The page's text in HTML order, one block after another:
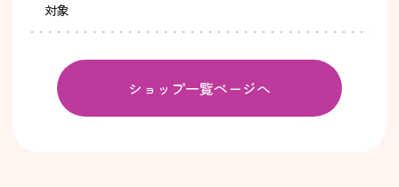
対象
ショップ一覧ページへ